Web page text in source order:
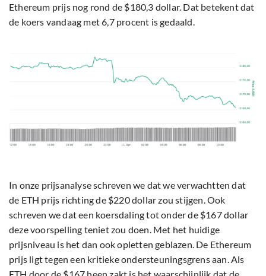
Ethereum prijs nog rond de $180,3 dollar. Dat betekent dat
de koers vandaag met 6,7 procent is gedaald.
In onze prijsanalyse schreven we dat we verwachtten dat
de ETH prijs richting de $220 dollar zou stijgen. Ook
schreven we dat een koersdaling tot onder de $167 dollar
deze voorspelling teniet zou doen. Met het huidige
prijsniveau is het dan ook opletten geblazen. De Ethereum
prijs ligt tegen een kritieke ondersteuningsgrens aan. Als
ETH door de $167 heen zakt is het waarschijnlijk dat de